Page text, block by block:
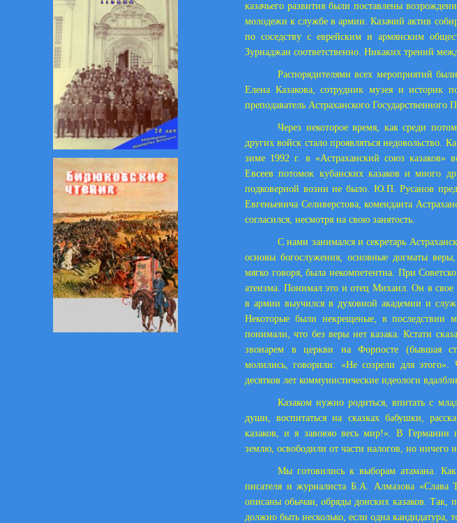
казачьего развития были поставлены
молодежи к службе в армии. Казачий актив
по соседству с еврейским и армянским
Зурнаджан соответственно. Никаких трений
Распорядителями всех мероприятий
Елена Казакова, сотрудник музея и историк
преподаватель Астраханского Государственного
Через некоторое время, как среди
других войск стало проявляться недовольство.
зиме 1992 г. в «Астраханский союз казаков»
Евсеев потомок кубанских казаков и много
подковерной возни не было. Ю.П. Русанов
Евгеньевича Селиверстова, коменданта
согласился, несмотря на свою занятость.
С нами занимался и секретарь
основы богослужения, основные догматы
мягко говоря, была некомпетентна. При
атеизма. Понимал это и отец Михаил. Он в
в армии выучился в духовной академии и
Некоторые были некрещеные, в последствии
понимали, что без веры нет казака. Кстати
звонарем в церкви на Форпосте (бывшая
молились, говорили: «Не созрели для
десятков лет коммунистические идеологи
Казаком нужно родиться, впитать с
души, воспитаться на сказках бабушки,
казаков, и я завоюю весь мир!». В Германии
землю, освободили от части налогов, но ничего
Мы готовились к выборам атамана.
писателя и журналиста Б.А. Алмазова
описаны обычаи, обряды донских казаков. Так,
должно быть несколько, если одна кандидатура,